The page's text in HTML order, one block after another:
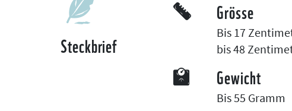
Steckbrief
Grösse
Bis 17
bis 48
Gewicht
Bis 55 Gramm